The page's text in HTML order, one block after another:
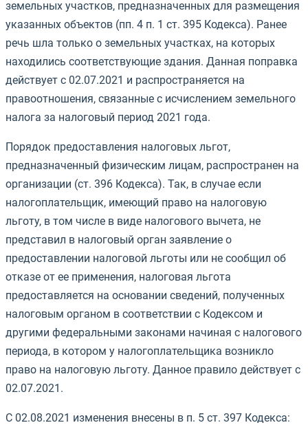
земельных участков, предназначенных для размещения
указанных объектов (пп. 4 п. 1 ст. 395 Кодекса). Ранее
речь шла только о земельных участках, на которых
находились соответствующие здания. Данная поправка
действует с 02.07.2021 и распространяется на
правоотношения, связанные с исчислением земельного
налога за налоговый период 2021 года.
Порядок предоставления налоговых льгот,
предназначенный физическим лицам, распространен на
организации (ст. 396 Кодекса). Так, в случае если
налогоплательщик, имеющий право на налоговую
льготу, в том числе в виде налогового вычета, не
представил в налоговый орган заявление о
предоставлении налоговой льготы или не сообщил об
отказе от ее применения, налоговая льгота
предоставляется на основании сведений, полученных
налоговым органом в соответствии с Кодексом и
другими федеральными законами начиная с налогового
периода, в котором у налогоплательщика возникло
право на налоговую льготу. Данное правило действует с
02.07.2021.
С 02.08.2021 изменения внесены в п. 5 ст. 397 Кодекса: